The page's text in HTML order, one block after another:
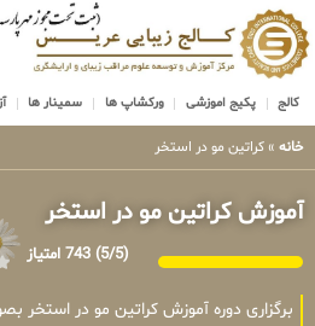
کالج پکیج اموزشی ورکشاپ ها سمینار ها
خانه » کراتین مو در استخر
آموزش کراتین مو در استخر
(5/5) 743 امتیاز
برگزاری دوره آموزش کراتین مو در استخر